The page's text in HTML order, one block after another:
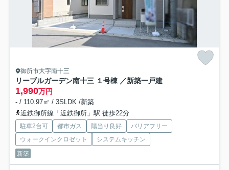
御所市大字南十三
リーブルガーデン南十三 １号棟 ／新築一戸建
1,990万円
- / 110.97㎡ / 3SLDK /新築
近鉄御所線「近鉄御所」駅 徒歩22分
駐車2台可 都市ガス 陽当り良好
バリアフリー
ウォークインクロゼット
システムキッチン
新築